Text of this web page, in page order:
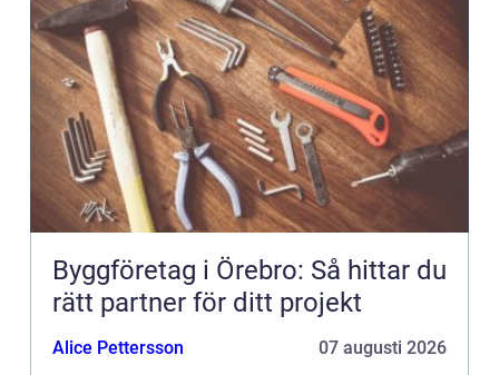
Byggföretag i Örebro: Så hittar du
rätt partner för ditt projekt
Alice Pettersson 07 augusti 2026